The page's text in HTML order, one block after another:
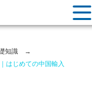
知識→
はじめての中国輸入